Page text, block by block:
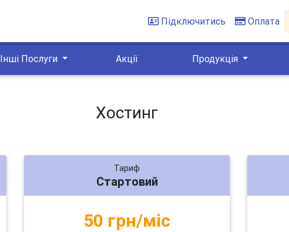
Підключитись Оплата
Інші Послуги Акції Продукція
Хостинг
Тариф
Стартовий
50 грн/міс